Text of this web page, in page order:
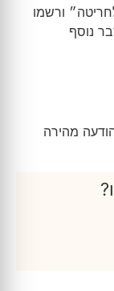
ורשמו
נוסף
מהירה